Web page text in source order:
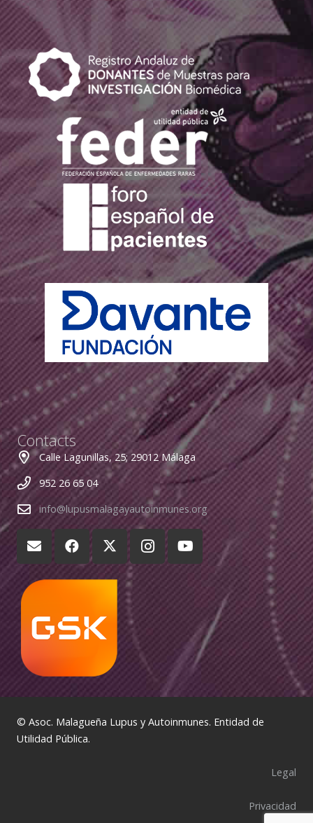
Contacts
Calle Lagunillas, 25; 29012 Málaga
952 26 65 04
info@lupusmalagayautoinmunes.org
© Asoc. Malagueña Lupus y Autoinmunes. Entidad de
Utilidad Pública.
Legal
Privacidad